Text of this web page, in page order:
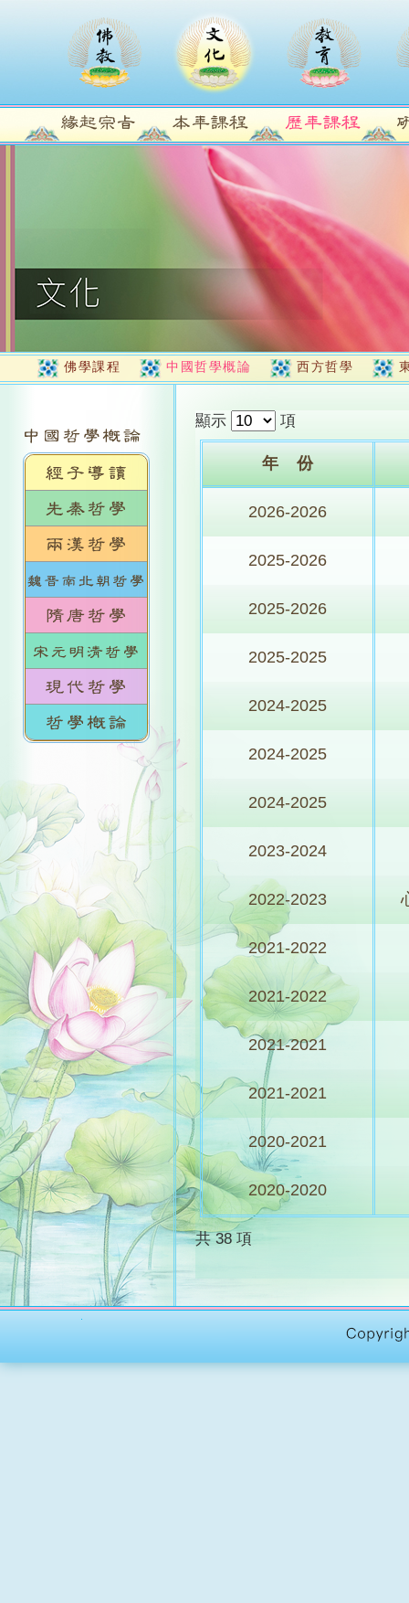
佛學課程 中國哲學概論 西方哲學
顯示 項
年 份
2026-2026
2025-2026
2025-2026
2025-2025
2024-2025
2024-2025
2024-2025
2023-2024
2022-2023
2021-2022
2021-2022
2021-2021
2021-2021
2020-2021
2020-2020
共 38 項